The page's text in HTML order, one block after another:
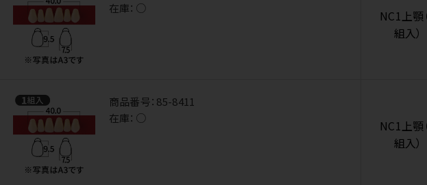
在庫： ○
NC1上顎
組入）
商品番号： 85-8411
在庫： ○
NC1上顎
組入）